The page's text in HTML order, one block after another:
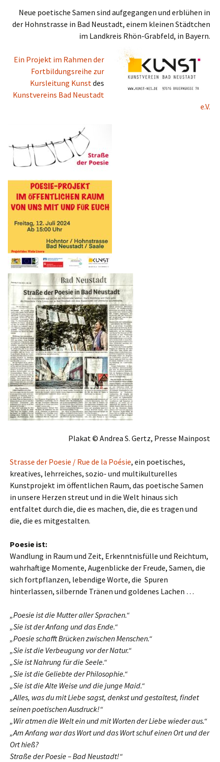
Neue poetische Samen sind aufgegangen und erblühen in
der Hohnstrasse in Bad Neustadt, einem kleinen Städtchen
im Landkreis Rhön-Grabfeld, in Bayern.
Ein Projekt im Rahmen der
Fortbildungsreihe zur
Kursleitung Kunstdes
Kunstvereins Bad Neustadt
e.V.
Plakat © Andrea S. Gertz, Presse Mainpost
Strasse der Poesie / Rue de la Poésie, ein poetisches,
kreatives, lehrreiches, sozio- und multikulturelles
Kunstprojekt im öffentlichen Raum, das poetische Samen
in unsere Herzen streut und in die Welt hinaus sich
entfaltet durch die, die es machen, die, die es tragen und
die, die es mitgestalten.
Poesie ist:
Wandlung in Raum und Zeit, Erkenntnisfülle und Reichtum,
wahrhaftige Momente, Augenblicke der Freude, Samen, die
sich fortpflanzen, lebendige Worte, die Spuren
hinterlassen, silbernde Tränen und goldenes Lachen …
„Poesie ist die Mutter aller Sprachen.“
„Sie ist der Anfang und das Ende.“
„Poesie schafft Brücken zwischen Menschen.“
„Sie ist die Verbeugung vor der Natur.“
„Sie ist Nahrung für die Seele.“
„Sie ist die Geliebte der Philosophie.“
„Sie ist die Alte Weise und die junge Maid.“
„Alles, was du mit Liebe sagst, denkst und gestaltest, findet
seinen poetischen Ausdruck!“
„Wir atmen die Welt ein und mit Worten der Liebe wieder aus.“
„Am Anfang war das Wort und das Wort schuf einen Ort und der
Ort hieß?
Straße der Poesie – Bad Neustadt!“